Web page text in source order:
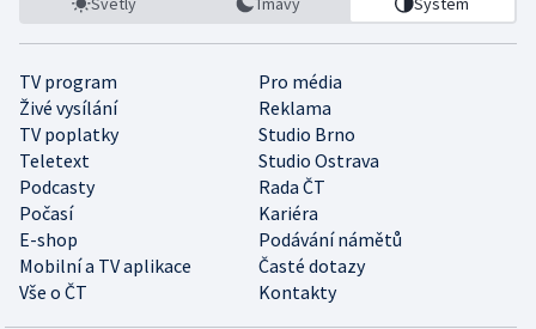
TV program
Pro média
Živé vysílání
Reklama
TV poplatky
Studio Brno
Teletext
Studio Ostrava
Podcasty
Rada ČT
Počasí
Kariéra
E-shop
Podávání námětů
Mobilní a TV aplikace
Časté dotazy
Vše o ČT
Kontakty